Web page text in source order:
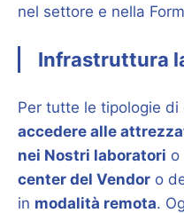
nel settore e nella
Infrastruttura
Per tutte le tipologie di
accedere alle
nei Nostri laboratori o
center del Vendor o
in modalità remota.